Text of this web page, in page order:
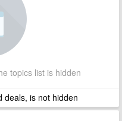
topics list is hidden
is not hidden